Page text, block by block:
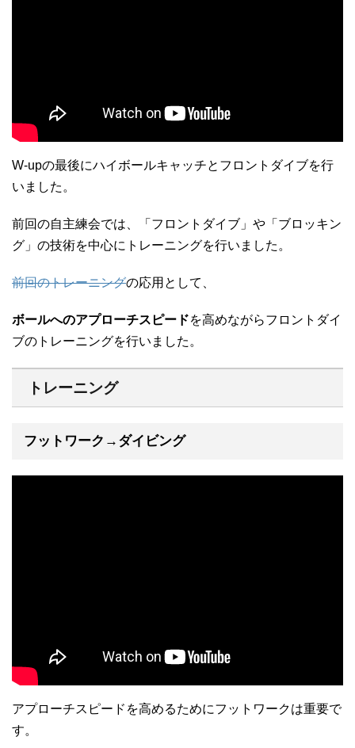
W-upの最後にハイボールキャッチとフロントダイブを行
いました。
前回の自主練会では、「フロントダイブ」や「ブロッキン
グ」の技術を中心にトレーニングを行いました。
前回のトレーニングの応用として、
ボールへのアプローチスピードを高めながらフロントダイ
ブのトレーニングを行いました。
トレーニング
フットワーク→ダイビング
アプローチスピードを高めるためにフットワークは重要で
す。